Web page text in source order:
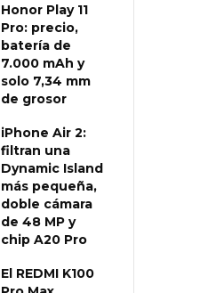
Honor Play 11
Pro: precio,
batería de
7.000 mAh y
solo 7,34 mm
de grosor
iPhone Air 2:
filtran una
Dynamic Island
más pequeña,
doble cámara
de 48 MP y
chip A20 Pro
El REDMI K100